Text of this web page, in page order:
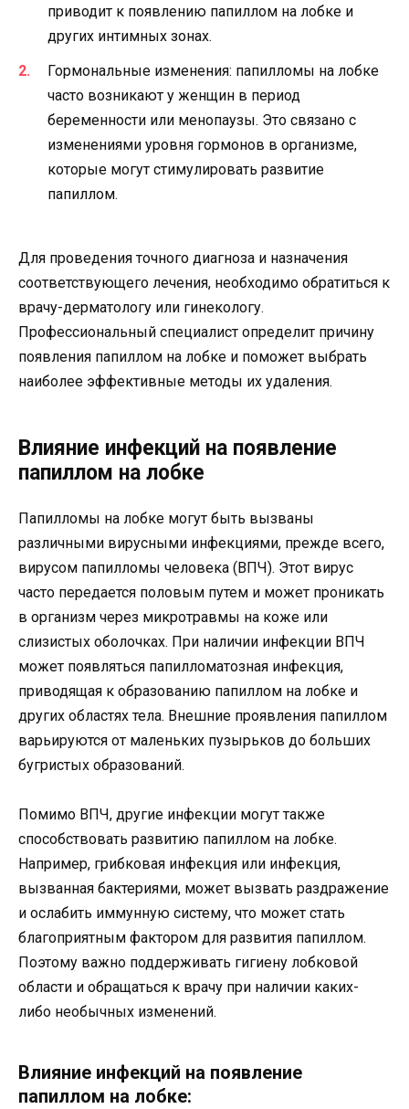
приводит к появлению папиллом на лобке и
других интимных зонах.
Гормональные изменения: папилломы на лобке
часто возникают у женщин в период
беременности или менопаузы. Это связано с
изменениями уровня гормонов в организме,
которые могут стимулировать развитие
папиллом.
Для проведения точного диагноза и назначения
соответствующего лечения, необходимо обратиться к
врачу-дерматологу или гинекологу.
Профессиональный специалист определит причину
появления папиллом на лобке и поможет выбрать
наиболее эффективные методы их удаления.
Влияние инфекций на появление
папиллом на лобке
Папилломы на лобке могут быть вызваны
различными вирусными инфекциями, прежде всего,
вирусом папилломы человека (ВПЧ). Этот вирус
часто передается половым путем и может проникать
в организм через микротравмы на коже или
слизистых оболочках. При наличии инфекции ВПЧ
может появляться папилломатозная инфекция,
приводящая к образованию папиллом на лобке и
других областях тела. Внешние проявления папиллом
варьируются от маленьких пузырьков до больших
бугристых образований.
Помимо ВПЧ, другие инфекции могут также
способствовать развитию папиллом на лобке.
Например, грибковая инфекция или инфекция,
вызванная бактериями, может вызвать раздражение
и ослабить иммунную систему, что может стать
благоприятным фактором для развития папиллом.
Поэтому важно поддерживать гигиену лобковой
области и обращаться к врачу при наличии каких-
либо необычных изменений.
Влияние инфекций на появление
папиллом на лобке: